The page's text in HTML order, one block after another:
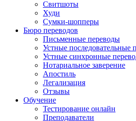
Свитшоты
Худи
Сумки-шопперы
Бюро переводов
Письменные переводы
Устные последовательные
Устные синхронные
Нотариальное заверение
Апостиль
Легализация
Отзывы
Обучение
Тестирование онлайн
Преподаватели